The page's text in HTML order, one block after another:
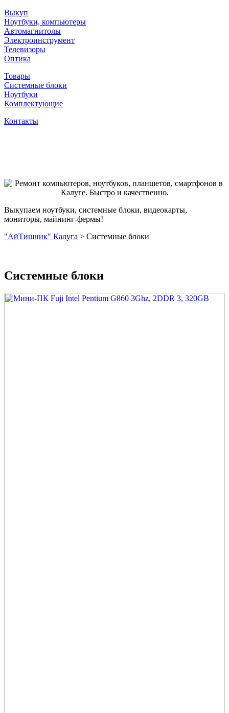
Выкуп
Ноутбуки, компьютеры
Автомагнитолы
Электроинструмент
Телевизоры
Оптика
Товары
Системные блоки
Ноутбуки
Комплектующие
Контакты
Выкупаем ноутбуки, системные блоки, видеокарты,
мониторы, майнинг-фермы!
"АйТишник" Калуга > Системные блоки
Системные блоки